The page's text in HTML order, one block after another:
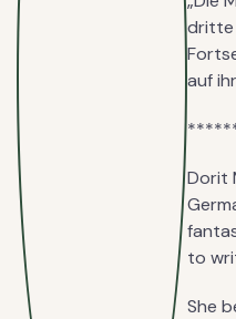
dritte
auf
Dorit
to
She